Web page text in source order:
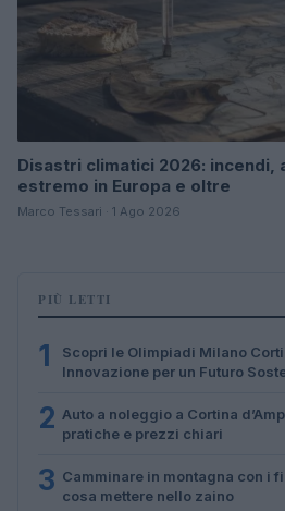
Disastri climatici 2026: incendi,
estremo in Europa e oltre
Marco Tessari · 1 Ago 2026
PIÙ LETTI
1
Scopri le Olimpiadi Milano
Innovazione per un Futuro
2 Auto a noleggio a Cortina
pratiche e prezzi chiari
3 Camminare in montagna con i
cosa mettere nello zaino